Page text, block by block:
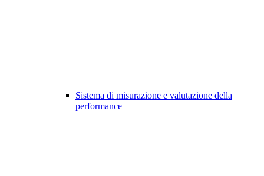
Sistema di misurazione e valutazione della
performance